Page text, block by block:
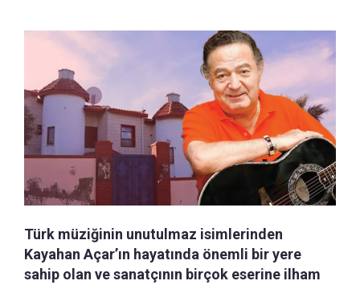
Türk müziğinin unutulmaz isimlerinden
Kayahan Açar’ın hayatında önemli bir yere
sahip olan ve sanatçının birçok eserine ilham